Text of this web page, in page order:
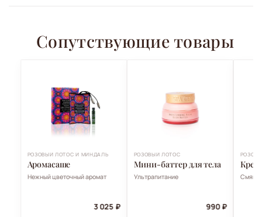
Сопутствующие товары
РОЗОВЫЙ ЛОТОС И МИНДАЛЬ
Аромасаше
Нежный цветочный аромат
3 025 ₽
РОЗОВЫЙ ЛОТОС
Мини-баттер для тела
Ультрапитание
990 ₽
Крем